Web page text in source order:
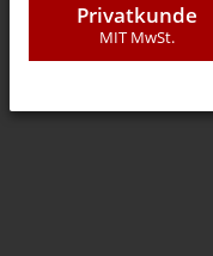
Privatkunde
MIT MwSt.